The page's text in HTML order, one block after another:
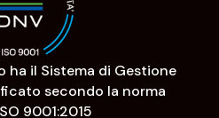
ha il Sistema di Gestione
secondo la norma
9001:2015